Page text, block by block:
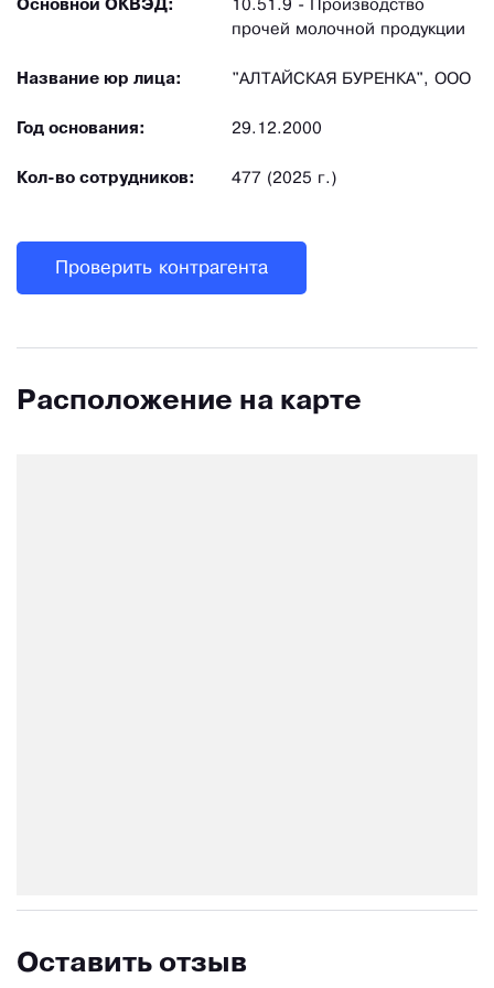
Основной ОКВЭД:
10.51.9 - Производство
прочей молочной продукции
Название юр лица: "АЛТАЙСКАЯ БУРЕНКА", ООО
Год основания: 29.12.2000
Кол-во сотрудников: 477 (2025 г.)
Проверить контрагента
Расположение на карте
Оставить отзыв